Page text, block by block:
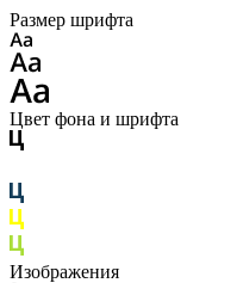
Размер шрифта
Цвет фона и шрифта
Изображения